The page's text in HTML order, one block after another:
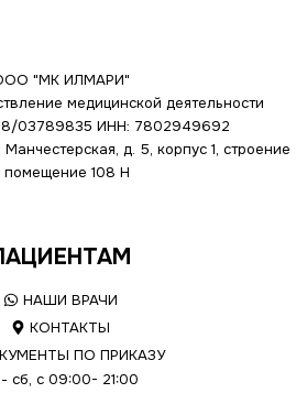
"МК ИЛМАРИ"
медицинской деятельности
03789835 ИНН: 7802949692
д. 5, корпус 1, строение
помещение 108 Н
НАШИ ВРАЧИ
КОНТАКТЫ
ПО ПРИКАЗУ
сб, с 09:00- 21:00